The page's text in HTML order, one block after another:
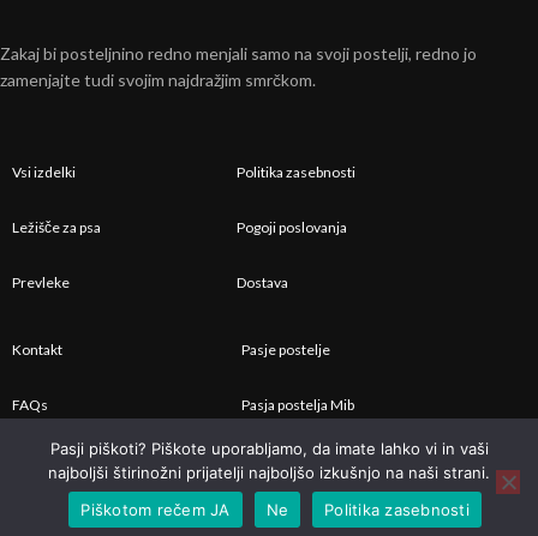
Zakaj bi posteljnino redno menjali samo na svoji postelji, redno jo
zamenjajte tudi svojim najdražjim smrčkom.
Vsi izdelki
Ležišče za psa
Prevleke
Politika zasebnosti
Pogoji poslovanja
Dostava
Kontakt
FAQs
Moj Račun
Pasje postelje
Pasja postelja Mib
Pralno pasje ležišče
Slovenščina
English
Pasji piškoti? Piškote uporabljamo, da imate lahko vi in vaši
najboljši štirinožni prijatelji najboljšo izkušnjo na naši strani.
Piškotom rečem JA
Ne Politika zasebnosti